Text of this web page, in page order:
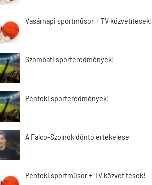
Vasárnapi sportműsor + TV közvetítések!
Szombati sporteredmények!
Pénteki sporteredmények!
A Falco-Szolnok döntő értékelése
Pénteki sportműsor + TV közvetítések!